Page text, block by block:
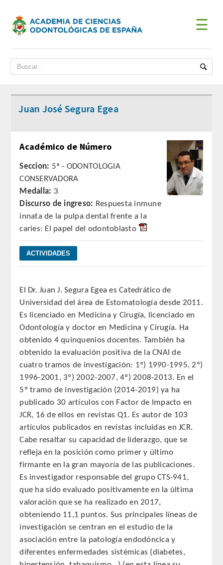
ACADEMIA
BIENVENIDA DEL PRESIDENTE
Historia
Presidentes
JUNTA DE GOBIERNO
ESTATUTOS
REGLAMENTO
SECCIONES
CIENCIAS BASICAS MEDICAS
AFINES A LA ODONTOLOGIA
HUMANIDADES Y CIENCIAS
MEDICO-JURIDICAS
PREVENCION,PROMOCION DE LA
SALUD Y GESTION NUEVAS
TECNOLOGIAS SANITARIAS
ESTOMATOLOGIA MEDICO-
QUIRURGICA
ODONTOLOGIA CONSERVADORA
ORTOGNATIA
NÚMERO
Alfabético
☰
Juan José Segura Egea
Académico de Número
Seccion: 5ª - ODONTOLOGIA
CONSERVADORA
Medalla: 3
Discurso de ingreso: Respuesta inmune
innata de la pulpa dental frente a la
caries: El papel del odontoblasto
El Dr. Juan J. Segura Egea es Catedrático de
Universidad del área de Estomatología desde 2011.
Es licenciado en Medicina y Cirugía, licenciado en
Odontología y doctor en Medicina y Cirugía. Ha
obtenido 4 quinquenios docentes. También ha
obtenido la evaluación positiva de la CNAI de
cuatro tramos de investigación: 1º) 1990-1995, 2º)
1996-2001, 3º) 2002-2007, 4º) 2008-2013. En el
5º tramo de investigación (2014-2019) ya ha
publicado 30 artículos con Factor de Impacto en
JCR, 16 de ellos en revistas Q1. Es autor de 103
artículos publicados en revistas incluidas en JCR.
Cabe resaltar su capacidad de liderazgo, que se
refleja en la posición como primer y último
firmante en la gran mayoría de las publicaciones.
Es investigador responsable del grupo CTS-941,
que ha sido evaluado positivamente en la última
valoración que se ha realizado en 2017,
obteniendo 11,1 puntos. Sus principales líneas de
investigación se centran en el estudio de la
asociación entre la patología endodóncica y
diferentes enfermedades sistémicas (diabetes,